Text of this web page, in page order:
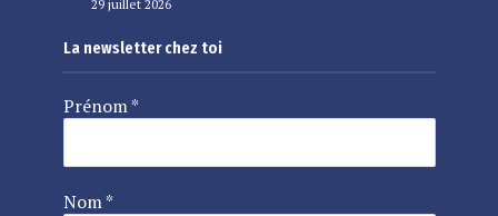
29 juillet 2026
La newsletter chez toi
Prénom*
Nom*